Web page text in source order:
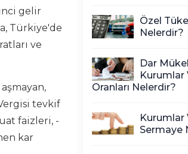
gelir
Türkiye'de
ve
tevkif
faizleri, -
kar
Özel
Nelerdir?
Dar
Kurumlar
Oranları Nelerdir?
Kurumlar
Sermaye